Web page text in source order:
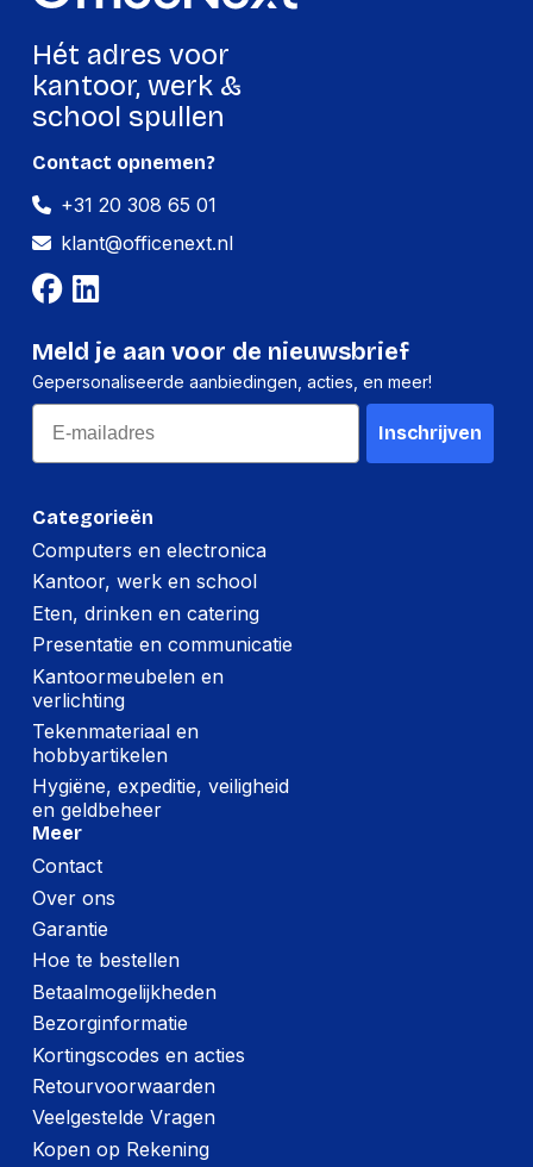
Hét adres voor
kantoor, werk &
school spullen
Categorieën
Computers en electronica
Kantoor, werk en school
Eten, drinken en catering
Presentatie en communicatie
Kantoormeubelen en
verlichting
Tekenmateriaal en
hobbyartikelen
Hygiëne, expeditie, veiligheid
en geldbeheer
Meer
Contact
Over ons
Garantie
Hoe te bestellen
Betaalmogelijkheden
Bezorginformatie
Kortingscodes en acties
Retourvoorwaarden
Veelgestelde Vragen
Kopen op Rekening
Contact opnemen?
+31 20 308 65 01
klant@officenext.nl
Meld je aan voor de nieuwsbrief
Gepersonaliseerde aanbiedingen, acties, en meer!
Email
Inschrijven